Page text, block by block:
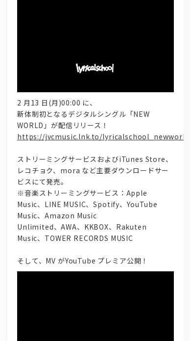
2 月13 日(月)00:00 に、
新体制初となるデジタルシングル「NEW
WORLD」が配信リリース！
https://jvcmusic.lnk.to/lyricalschool_newworld
ストリーミングサービスおよびiTunes Store、
レコチョク、mora など主要ダウンロードサー
ビスにて発売。
※音楽ストリーミングサービス：Apple
Music、LINE MUSIC、Spotify、YouTube
Music、Amazon Music
Unlimited、AWA、KKBOX、Rakuten
Music、TOWER RECORDS MUSIC
そして、MV がYouTube プレミア公開！
lyrical school official web shop